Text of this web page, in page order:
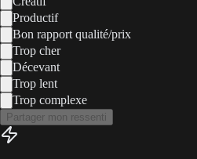
Productif
Bon rapport qualité/prix
Trop cher
Décevant
Trop lent
Trop complexe
Partager mon ressenti